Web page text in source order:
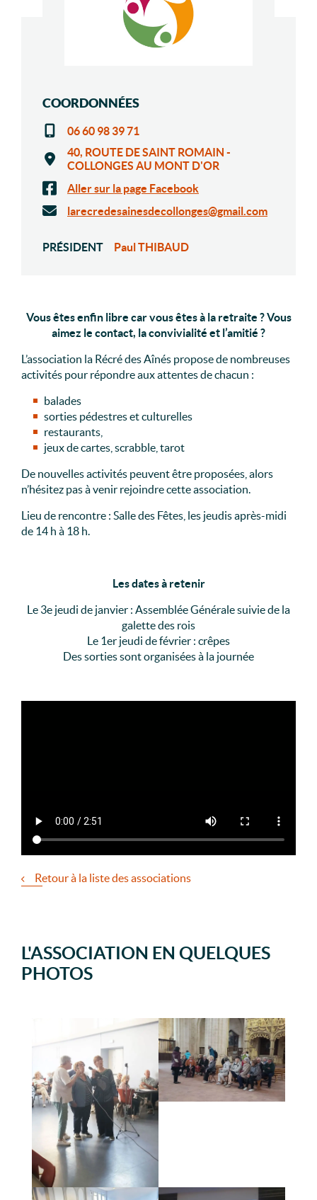
COORDONNÉES
06 60 98 39 71
40, ROUTE DE SAINT ROMAIN -
COLLONGES AU MONT D'OR
Aller sur la page Facebook
larecredesainesdecollonges@gmail.com
PRÉSIDENT Paul THIBAUD
Vous êtes enfin libre car vous êtes à la retraite ? Vous
aimez le contact, la convivialité et l’amitié ?
L’association la Récré des Aînés propose de nombreuses
activités pour répondre aux attentes de chacun :
balades
sorties pédestres et culturelles
restaurants,
jeux de cartes, scrabble, tarot
De nouvelles activités peuvent être proposées, alors
n’hésitez pas à venir rejoindre cette association.
Lieu de rencontre : Salle des Fêtes, les jeudis après-midi
de 14 h à 18 h.
Les dates à retenir
Le 3e jeudi de janvier : Assemblée Générale suivie de la
galette des rois
Le 1er jeudi de février : crêpes
Des sorties sont organisées à la journée
Retour à la liste des associations
L'ASSOCIATION EN QUELQUES
PHOTOS